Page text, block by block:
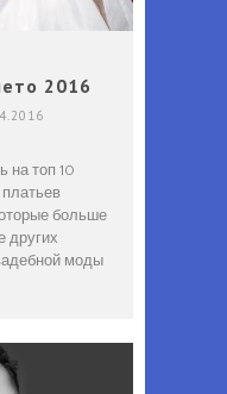
2016
на топ 10
больше
других
моды